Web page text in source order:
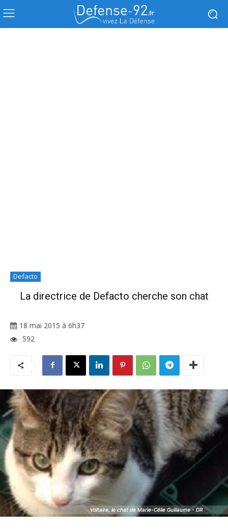
Defacto
La directrice de Defacto cherche son chat
18 mai 2015 à 6h37
592
Voltaire, le chat de Marie-Célie Guillaume - DR
Voltaire, le chat de Marie-Célie Guillaume - DR